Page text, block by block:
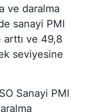
ve daralma
sanayi PMI
arttı ve 49,8
seviyesine
Sanayi PMI